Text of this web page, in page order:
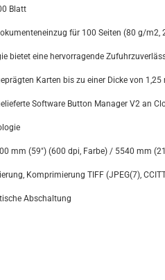
Blatt
für 100 Seiten (80 g/m2,
bietet eine hervorragende
Karten bis zu einer Dicke von
Software Button Manager V2 an
mm (59") (600 dpi, Farbe) / 5540 mm
Komprimierung TIFF (JPEG(7),
Abschaltung